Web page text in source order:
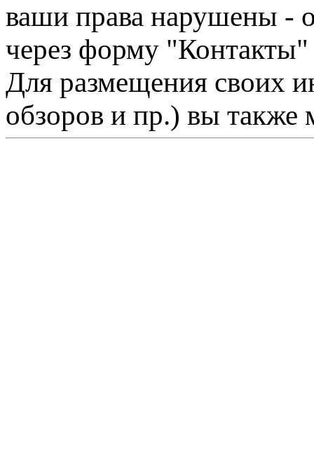
ваши права нарушены -
через форму "Контакты"
Для размещения своих
обзоров и пр.) вы также